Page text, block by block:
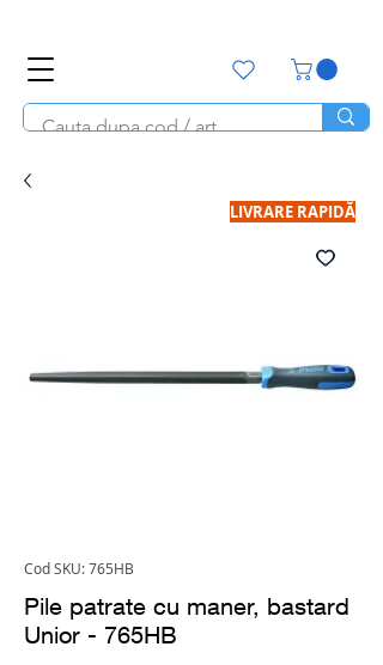
Cod SKU: 765HB
Pile patrate cu maner, bastard
Unior - 765HB
LIVRARE RAPIDĂ